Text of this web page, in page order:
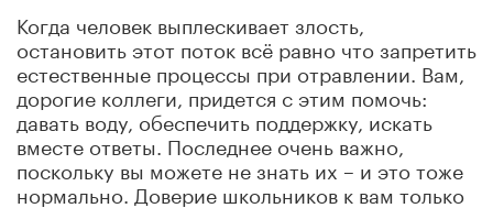
Когда человек выплескивает злость,
остановить этот поток всё равно что запретить
естественные процессы при отравлении. Вам,
дорогие коллеги, придется с этим помочь:
давать воду, обеспечить поддержку, искать
вместе ответы. Последнее очень важно,
поскольку вы можете не знать их – и это тоже
нормально. Доверие школьников к вам только